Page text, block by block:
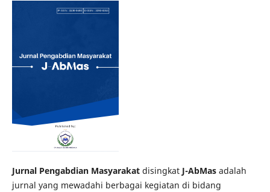
Jurnal Pengabdian Masyarakat disingkat J-AbMasadalah
jurnal yang mewadahi berbagai kegiatan di bidang